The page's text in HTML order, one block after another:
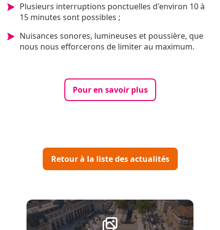
Plusieurs interruptions ponctuelles d'environ 10 à
15 minutes sont possibles ;
Nuisances sonores, lumineuses et poussière, que
nous nous efforcerons de limiter au maximum.
Pour en savoir plus
Retour à la liste des actualités